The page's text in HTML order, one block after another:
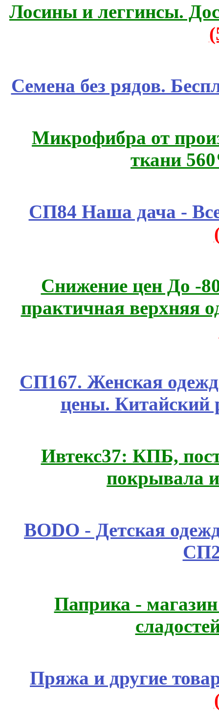
Лосины и леггинсы.
Семена без рядов.
Микрофибра от
ткани
СП84 Наша дача -
Снижение цен До -
практичная верхняя
СП167. Женская
цены. Китайский
Ивтекс37: КПБ,
покрывала
BODO - Детская
Паприка -
Пряжа и другие